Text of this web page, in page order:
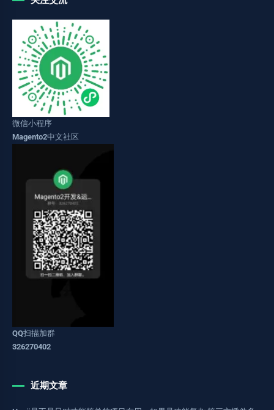
微信小程序
Magento2中文社区
QQ扫描加群
326270402
近期文章